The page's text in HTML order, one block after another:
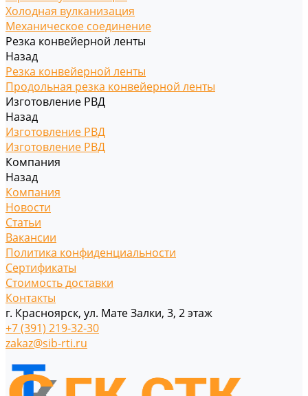
Холодная вулканизация
Механическое соединение
Резка конвейерной ленты
Назад
Резка конвейерной ленты
Продольная резка конвейерной ленты
Изготовление РВД
Назад
Изготовление РВД
Изготовление РВД
Компания
Назад
Компания
Новости
Статьи
Вакансии
Политика конфиденциальности
Сертификаты
Стоимость доставки
Контакты
г. Красноярск, ул. Мате Залки, 3, 2 этаж
+7 (391) 219-32-30
zakaz@sib-rti.ru